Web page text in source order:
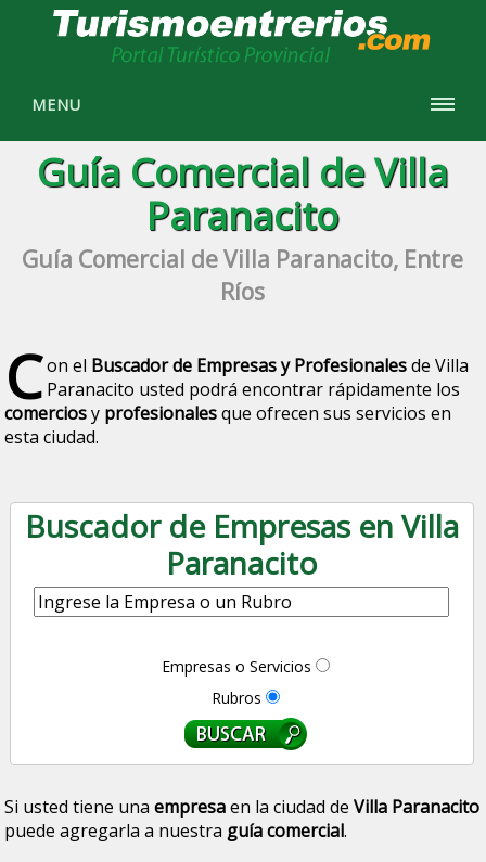
MENU
Guía Comercial de Villa
Paranacito
Guía Comercial de Villa Paranacito, Entre
Ríos
Con el Buscador de Empresas y Profesionalesde Villa
Paranacito usted podrá encontrar rápidamente los
comerciosy profesionalesque ofrecen sus servicios en
esta ciudad.
Buscador de Empresas en Villa
Paranacito
Empresas o Servicios
Rubros
Si usted tiene unaempresaen la ciudad deVilla Paranacito
puede agregarla a nuestra guía comercial.